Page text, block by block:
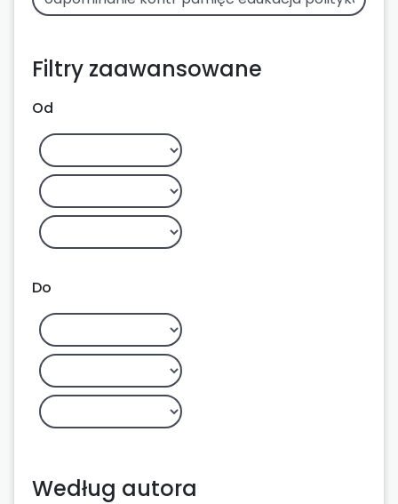
Filtry zaawansowane
Od
Do
Według autora